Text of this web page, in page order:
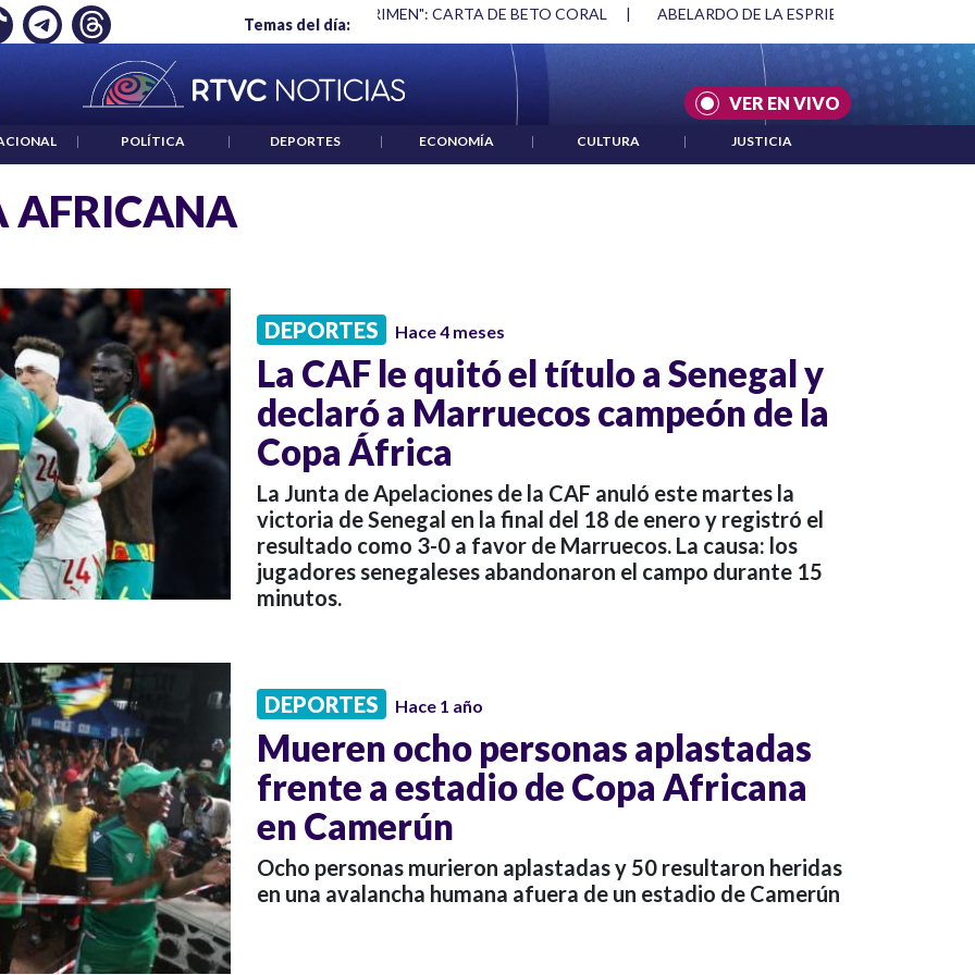
Temas del día:
EMPLEO: JP MORGAN "HABLAR NO ES UN CRIMEN": CARTA DE BETO CORAL | ABELARDO DE LA ESPRIELLA Y DMG
VER EN VIVO
| POLÍTICA | DEPORTES | ECONOMÍA | CULTURA | JUSTICIA
AFRICANA
DEPORTES Hace 4 meses
La CAF le quitó el título a Senegal y
declaró a Marruecos campeón de la
Copa África
La Junta de Apelaciones de la CAF anuló este martes la
victoria de Senegal en la final del 18 de enero y registró el
resultado como 3-0 a favor de Marruecos. La causa: los
jugadores senegaleses abandonaron el campo durante 15
minutos.
DEPORTES Hace 1 año
Mueren ocho personas aplastadas
frente a estadio de Copa Africana
en Camerún
Ocho personas murieron aplastadas y 50 resultaron heridas
en una avalancha humana afuera de un estadio de Camerún